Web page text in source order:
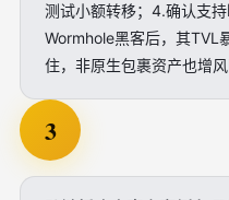
测试小额转移；4.确认支
Wormhole黑客后，其TVL
住，非原生包裹资产也增风
3